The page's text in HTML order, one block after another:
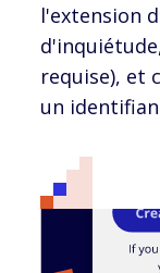
l'extension
requise), et
un